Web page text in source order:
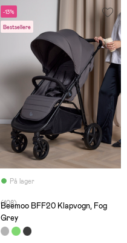
-13%
Bestsellere
På lager
(108)
Beemoo BFF20 Klapvogn, Fog
Grey